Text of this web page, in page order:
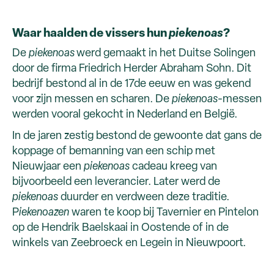
Waar haalden de vissers hunpiekenoas?
De piekenoaswerd gemaakt in het Duitse Solingen
door de firma Friedrich Herder Abraham Sohn. Dit
bedrijf bestond al in de 17de eeuw en was gekend
voor zijn messen en scharen. De piekenoas-messen
werden vooral gekocht in Nederland en België.
In de jaren zestig bestond de gewoonte dat gans de
koppage of bemanning van een schip met
Nieuwjaar een piekenoas cadeau kreeg van
bijvoorbeeld een leverancier. Later werd de
piekenoas duurder en verdween deze traditie.
Piekenoazen waren te koop bij Tavernier en Pintelon
op de Hendrik Baelskaai in Oostende of in de
winkels van Zeebroeck en Legein in Nieuwpoort.